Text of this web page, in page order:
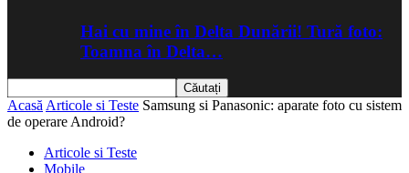
Hai cu mine în Delta Dunării! Tură foto:
Toamna în Delta…
Acasă Articole si Teste Samsung si Panasonic: aparate foto cu sistem
de operare Android?
Articole si Teste
Mobile